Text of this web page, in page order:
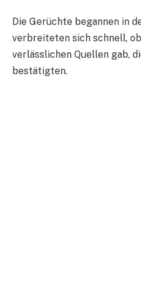
Die Gerüchte begannen in
verbreiteten sich schnell,
verlässlichen Quellen gab,
bestätigten.